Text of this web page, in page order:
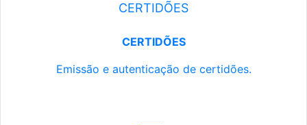
CERTIDÕES
CERTIDÕES
Emissão e autenticação de certidões.